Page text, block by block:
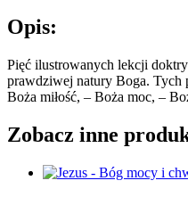
Opis:
Pięć ilustrowanych lekcji
prawdziwej natury Boga. Tych
Boża miłość, – Boża moc, –
Zobacz inne